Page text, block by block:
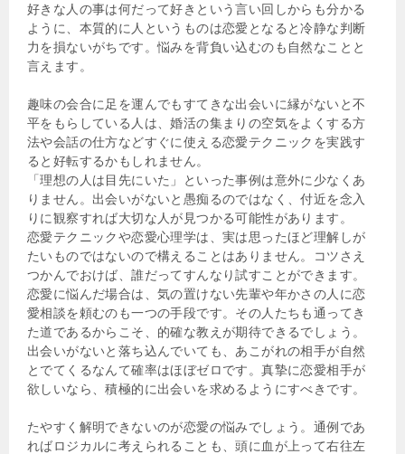
好きな人の事は何だって好きという言い回しからも分かる
ように、本質的に人というものは恋愛となると冷静な判断
力を損ないがちです。悩みを背負い込むのも自然なことと
言えます。
趣味の会合に足を運んでもすてきな出会いに縁がないと不
平をもらしている人は、婚活の集まりの空気をよくする方
法や会話の仕方などすぐに使える恋愛テクニックを実践す
ると好転するかもしれません。
「理想の人は目先にいた」といった事例は意外に少なくあ
りません。出会いがないと愚痴るのではなく、付近を念入
りに観察すれば大切な人が見つかる可能性があります。
恋愛テクニックや恋愛心理学は、実は思ったほど理解しが
たいものではないので構えることはありません。コツさえ
つかんでおけば、誰だってすんなり試すことができます。
恋愛に悩んだ場合は、気の置けない先輩や年かさの人に恋
愛相談を頼むのも一つの手段です。その人たちも通ってき
た道であるからこそ、的確な教えが期待できるでしょう。
出会いがないと落ち込んでいても、あこがれの相手が自然
とでてくるなんて確率はほぼゼロです。真摯に恋愛相手が
欲しいなら、積極的に出会いを求めるようにすべきです。
たやすく解明できないのが恋愛の悩みでしょう。通例であ
ればロジカルに考えられることも、頭に血が上って右往左